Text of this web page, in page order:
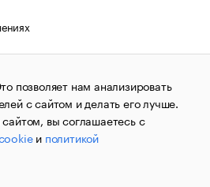
О соблюдении авторских прав
1995–2026.Сообщения
агентства «РБК»
службой по надзору в сфере
и массовых
09.12.2015 за номером ИА
пометкой «РБК». Отдельные
информацию,
позволяет нам анализировать
с сайтом и делать его лучше.
вы соглашаетесь с
и политикой